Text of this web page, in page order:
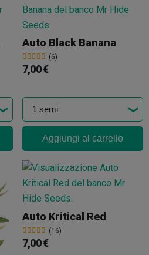
Auto Black Banana
(6)
7,00 €
Aggiungi al carrello
Auto Kritical Red
(16)
7,00 €